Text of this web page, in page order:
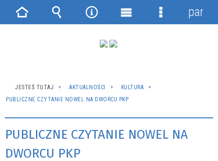
JESTEŚ TUTAJ AKTUALNOŚCI
KULTURA
PUBLICZNE CZYTANIE NOWEL NA DWORCU PKP
PUBLICZNE CZYTANIE NOWEL NA
DWORCU PKP
Strona Wyszukiwarka
NarzędziaMenu
Menu
panel